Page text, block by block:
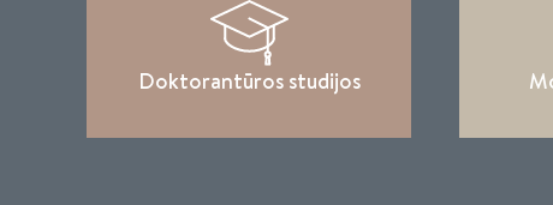
Doktorantūros studijos